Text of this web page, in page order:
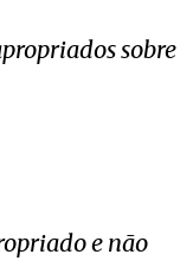
sobre
e não